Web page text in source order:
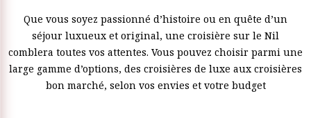
Que vous soyez passionné d’histoire ou en quête d’un
séjour luxueux et original, une croisière sur le Nil
comblera toutes vos attentes. Vous pouvez choisir parmi une
large gamme d’options, des croisières de luxe aux croisières
bon marché, selon vos envies et votre budget